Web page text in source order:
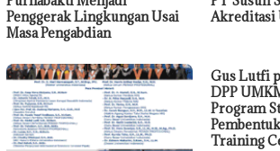
Penggerak Lingkungan Usai
Masa Pengabdian
Akreditasi
Gus Lutfi
DPP
Program
Training